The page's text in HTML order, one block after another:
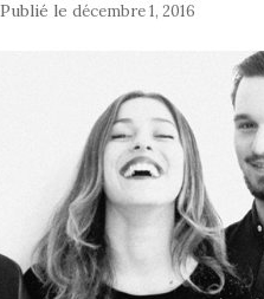
Publié le décembre 1, 2016